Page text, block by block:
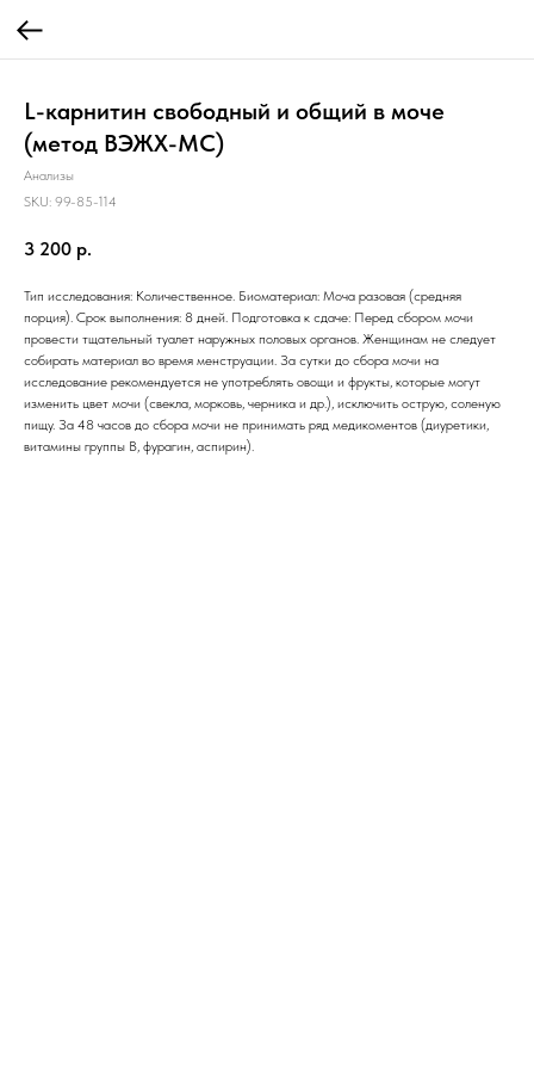
L-карнитин свободный и общий в моче
(метод ВЭЖХ-МС)
Анализы
SKU: 99-85-114
3 200 р.
Тип исследования: Количественное. Биоматериал: Моча разовая (средняя
порция). Срок выполнения: 8 дней. Подготовка к сдаче: Перед сбором мочи
провести тщательный туалет наружных половых органов. Женщинам не следует
собирать материал во время менструации. За сутки до сбора мочи на
исследование рекомендуется не употреблять овощи и фрукты, которые могут
изменить цвет мочи (свекла, морковь, черника и др.), исключить острую, соленую
пищу. За 48 часов до сбора мочи не принимать ряд медикоментов (диуретики,
витамины группы В, фурагин, аспирин).